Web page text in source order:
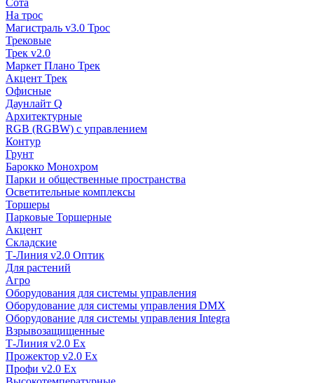
Сота
На трос
Магистраль v3.0 Трос
Трековые
Трек v2.0
Маркет Плано Трек
Акцент Трек
Офисные
Даунлайт Q
Архитектурные
RGB (RGBW) с управлением
Контур
Грунт
Барокко Монохром
Парки и общественные пространства
Осветительные комплексы
Торшеры
Парковые Торшерные
Акцент
Складские
Т-Линия v2.0 Оптик
Для растений
Агро
Оборудования для системы управления
Оборудование для системы управления DMX
Оборудование для системы управления Integra
Взрывозащищенные
Т-Линия v2.0 Ex
Прожектор v2.0 Ex
Профи v2.0 Ex